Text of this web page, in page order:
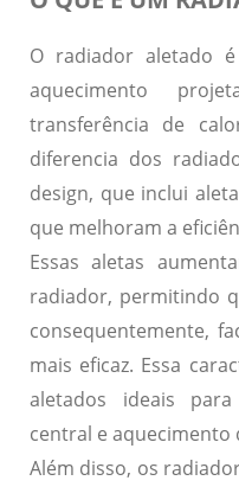
O radiador aletado
aquecimento
transferência de
diferencia dos
design, que inclui
que melhoram a
Essas aletas
radiador, permitindo
consequentemente,
mais eficaz. Essa
aletados ideais
central e aquecimento
Além disso, os